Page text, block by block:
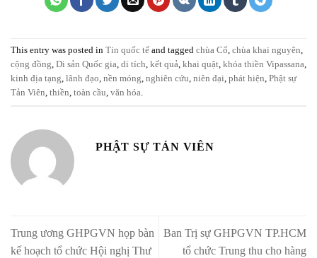
This entry was posted in Tin quốc tế and tagged chùa Cổ, chùa khai nguyên,
cộng đồng, Di sản Quốc gia, di tích, kết quả, khai quật, khóa thiền Vipassana,
kinh địa tạng, lãnh đạo, nền móng, nghiên cứu, niên đại, phát hiện, Phật sự
Tản Viên, thiền, toàn cầu, văn hóa.
PHẬT SỰ TẢN VIÊN
Trung ương GHPGVN họp bàn
kế hoạch tổ chức Hội nghị Thư
Ban Trị sự GHPGVN TP.HCM
tổ chức Trung thu cho hàng